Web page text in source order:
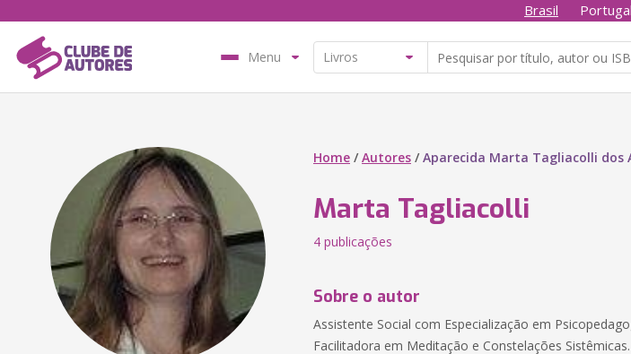
Brasil Portugal
Menu
Home /Autores /Aparecida Marta Tagliacolli dos
Marta Tagliacolli
4 publicações
Sobre o autor
Assistente Social com Especialização em
Facilitadora em Meditação e Constelações Sistêmicas.